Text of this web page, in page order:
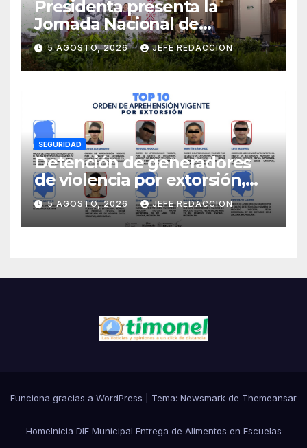
Presidenta presenta la
Jornada Nacional de
Reforestación 2026; se
realizará el 9 de agosto y se
plantarán 6.6 millones de
árboles y plantas
5 AGOSTO, 2026 JEFE REDACCION
SEGURIDAD
Detención de generadores
de violencia por extorsión,
pilar de la estrategia estatal:
SSP
5 AGOSTO, 2026 JEFE REDACCION
Funciona gracias a WordPress Tema: Newsmark de Themeansar
HomeInicia DIF Municipal Entrega de Alimentos en Escuelas